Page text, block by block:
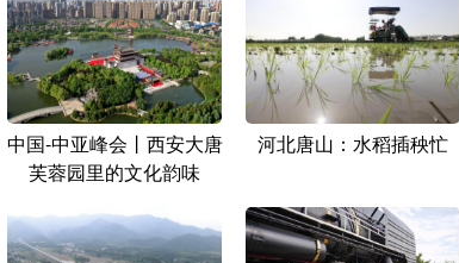
中国-中亚峰会丨西安大唐
芙蓉园里的文化韵味
河北唐山：水稻插秧忙